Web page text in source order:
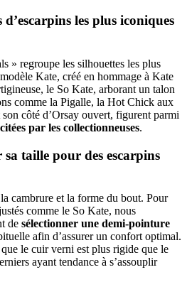
d’escarpins les plus iconiques
» regroupe les silhouettes les plus
Kate, créé en hommage à Kate
le So Kate, arborant un talon
comme la Pigalle, la Hot Chick aux
côté d’Orsay ouvert, figurent parmi
par les collectionneuses.
taille pour des escarpins
cambrure et la forme du bout. Pour
comme le So Kate, nous
de sélectionner une demi-pointure
afin d’assurer un confort optimal.
le cuir verni est plus rigide que le
ayant tendance à s’assouplir